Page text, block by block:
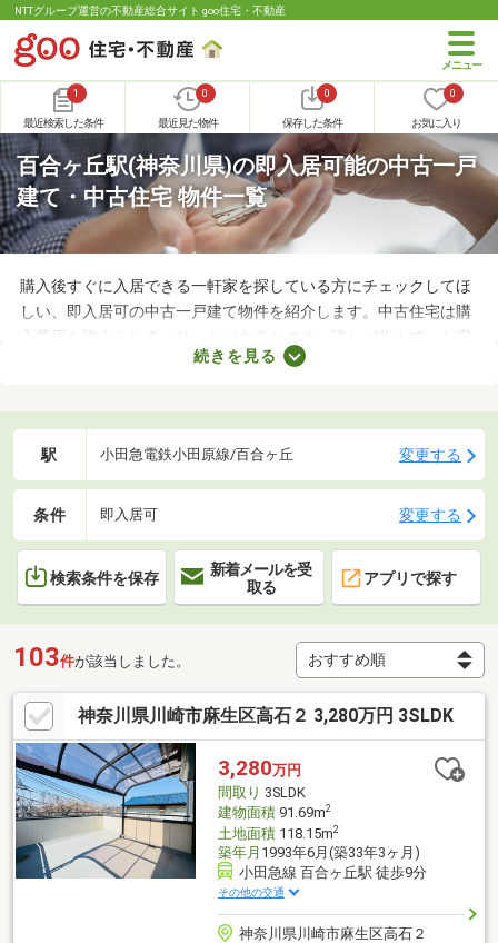
NTTグループ運営の不動産総合サイト goo住宅・不動産
1
最近検索した条件
0
最近見た物件
0
保存した条件
0
お気に入り
百合ヶ丘駅(神奈川県)の即入居可能の中古一戸
建て・中古住宅 物件一覧
購入後すぐに入居できる一軒家を探している方にチェックしてほ
しい、即入居可の中古一戸建て物件を紹介します。中古住宅は購
入費用を抑えられるメリットがあるものの、誰かが住んでいた家
なのでクリーニングが必須。即入居可の物件はクリーニング済み
ならない方は、即入居可の物件から気になる家を見つけてくださ
続きを見る
駅 小田急電鉄小田原線/百合ヶ丘 変更する
条件 即入居可 変更する
検索条件を保存
新着メールを受
取る
アプリで探す
103件が該当しました。
神奈川県川崎市麻生区高石２ 3,280万円 3SLDK
3,280万円
間取り 3SLDK
建物面積91.69m2
土地面積118.15m2
築年月 1993年6月(築33年3ヶ月)
小田急線 百合ヶ丘駅 徒歩9分
その他の交通
神奈川県川崎市麻生区高石２